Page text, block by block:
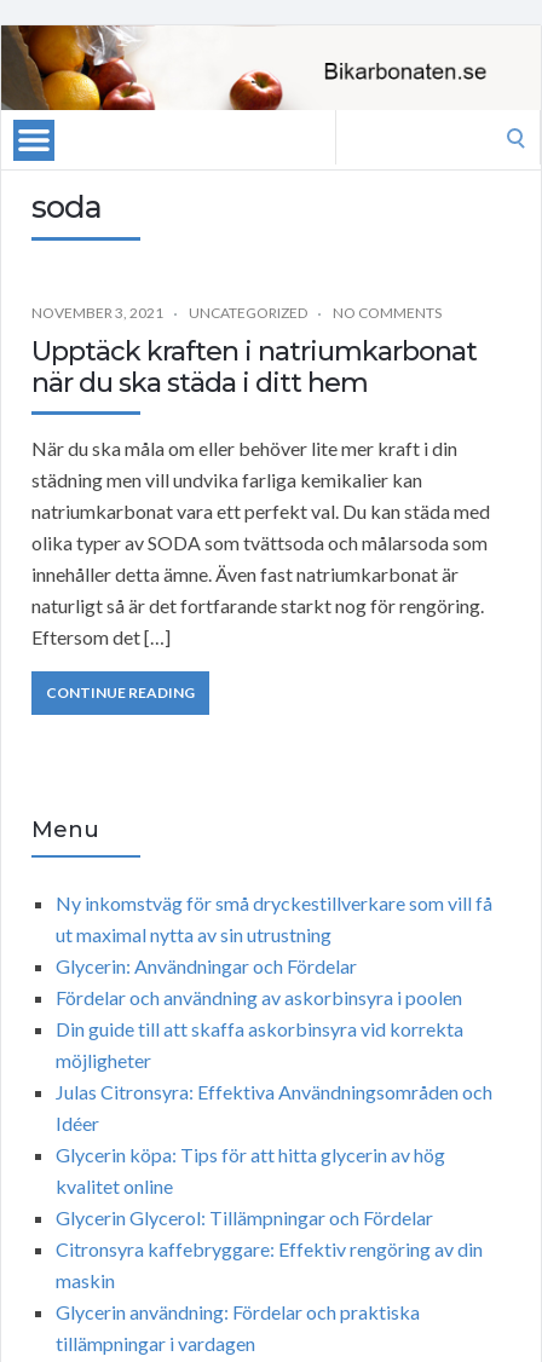
soda
NOVEMBER 3, 2021 UNCATEGORIZED NO COMMENTS
Upptäck kraften i natriumkarbonat
när du ska städa i ditt hem
När du ska måla om eller behöver lite mer kraft i din
städning men vill undvika farliga kemikalier kan
natriumkarbonat vara ett perfekt val. Du kan städa med
olika typer av SODA som tvättsoda och målarsoda som
innehåller detta ämne. Även fast natriumkarbonat är
naturligt så är det fortfarande starkt nog för rengöring.
Eftersom det […]
CONTINUE READING
Menu
Ny inkomstväg för små dryckestillverkare som vill få
ut maximal nytta av sin utrustning
Glycerin: Användningar och Fördelar
Fördelar och användning av askorbinsyra i poolen
Din guide till att skaffa askorbinsyra vid korrekta
möjligheter
Julas Citronsyra: Effektiva Användningsområden och
Idéer
Glycerin köpa: Tips för att hitta glycerin av hög
kvalitet online
Glycerin Glycerol: Tillämpningar och Fördelar
Citronsyra kaffebryggare: Effektiv rengöring av din
maskin
Glycerin användning: Fördelar och praktiska
tillämpningar i vardagen